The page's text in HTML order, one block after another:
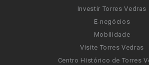
Investir Torres Vedras
E-negócios
Mobilidade
Visite Torres Vedras
Centro Histórico de Torres